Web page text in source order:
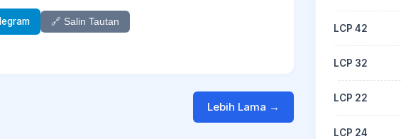
🔗 Salin Tautan
Lebih Lama →
LCP 42
LCP 32
LCP 22
LCP 24